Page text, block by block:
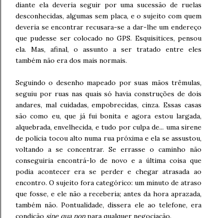
diante ela deveria seguir por uma sucessão de ruelas
desconhecidas, algumas sem placa, e o sujeito com quem
deveria se encontrar recusara-se a dar-lhe um endereço
que pudesse ser colocado no GPS. Esquisitices, pensou
ela. Mas, afinal, o assunto a ser tratado entre eles
também não era dos mais normais.
Seguindo o desenho mapeado por suas mãos trêmulas,
seguiu por ruas nas quais só havia construções de dois
andares, mal cuidadas, empobrecidas, cinza. Essas casas
são como eu, que já fui bonita e agora estou largada,
alquebrada, envelhecida, e tudo por culpa de... uma sirene
de polícia tocou alto numa rua próxima e ela se assustou,
voltando a se concentrar. Se errasse o caminho não
conseguiria encontrá-lo de novo e a última coisa que
podia acontecer era se perder e chegar atrasada ao
encontro. O sujeito fora categórico: um minuto de atraso
que fosse, e ele não a receberia; antes da hora aprazada,
também não. Pontualidade, dissera ele ao telefone, era
condição sine qua nonpara qualquer negociação.